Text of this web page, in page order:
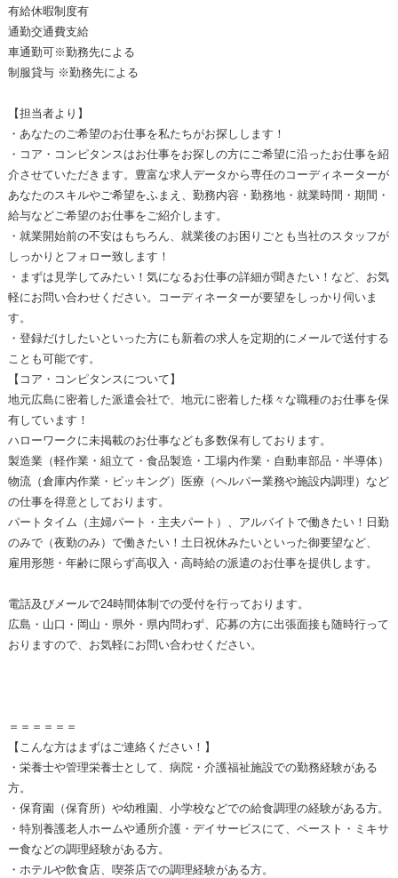
有給休暇制度有
通勤交通費支給
車通勤可※勤務先による
制服貸与 ※勤務先による
【担当者より】
・あなたのご希望のお仕事を私たちがお探しします！
・コア・コンピタンスはお仕事をお探しの方にご希望に沿ったお仕事を紹
介させていただきます。豊富な求人データから専任のコーディネーターが
あなたのスキルやご希望をふまえ、勤務内容・勤務地・就業時間・期間・
給与などご希望のお仕事をご紹介します。
・就業開始前の不安はもちろん、就業後のお困りごとも当社のスタッフが
しっかりとフォロー致します！
・まずは見学してみたい！気になるお仕事の詳細が聞きたい！など、お気
軽にお問い合わせください。コーディネーターが要望をしっかり伺いま
す。
・登録だけしたいといった方にも新着の求人を定期的にメールで送付する
ことも可能です。
【コア・コンピタンスについて】
地元広島に密着した派遣会社で、地元に密着した様々な職種のお仕事を保
有しています！
ハローワークに未掲載のお仕事なども多数保有しております。
製造業（軽作業・組立て・食品製造・工場内作業・自動車部品・半導体）
物流（倉庫内作業・ピッキング）医療（ヘルパー業務や施設内調理）など
の仕事を得意としております。
パートタイム（主婦パート・主夫パート）、アルバイトで働きたい！日勤
のみで（夜勤のみ）で働きたい！土日祝休みたいといった御要望など、
雇用形態・年齢に限らず高収入・高時給の派遣のお仕事を提供します。
電話及びメールで24時間体制での受付を行っております。
広島・山口・岡山・県外・県内問わず、応募の方に出張面接も随時行って
おりますので、お気軽にお問い合わせください。
＝＝＝＝＝＝
【こんな方はまずはご連絡ください！】
・栄養士や管理栄養士として、病院・介護福祉施設での勤務経験がある
方。
・保育園（保育所）や幼稚園、小学校などでの給食調理の経験がある方。
・特別養護老人ホームや通所介護・デイサービスにて、ペースト・ミキサ
ー食などの調理経験がある方。
・ホテルや飲食店、喫茶店での調理経験がある方。